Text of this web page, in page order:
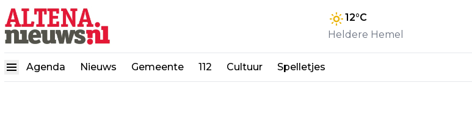
12°C
Heldere Hemel
Agenda Nieuws Gemeente 112 Cultuur Spelletjes